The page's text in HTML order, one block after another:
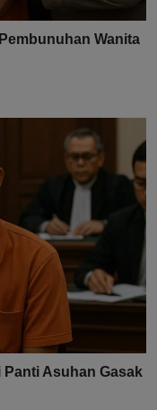
Wanita
Asuhan Gasak